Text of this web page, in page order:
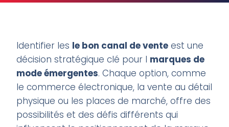
Identifier les le bon canal de vente est une
décision stratégique clé pour l marques de
mode émergentes. Chaque option, comme
le commerce électronique, la vente au détail
physique ou les places de marché, offre des
possibilités et des défis différents qui